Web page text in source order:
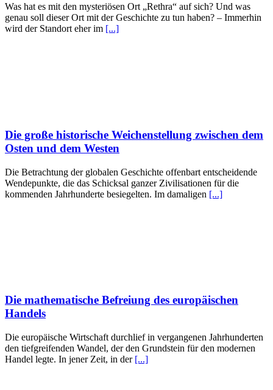
Was hat es mit den mysteriösen Ort „Rethra“ auf sich? Und was
genau soll dieser Ort mit der Geschichte zu tun haben? – Immerhin
wird der Standort eher im [...]
Die große historische Weichenstellung zwischen dem
Osten und dem Westen
Die Betrachtung der globalen Geschichte offenbart entscheidende
Wendepunkte, die das Schicksal ganzer Zivilisationen für die
kommenden Jahrhunderte besiegelten. Im damaligen [...]
Die mathematische Befreiung des europäischen
Handels
Die europäische Wirtschaft durchlief in vergangenen Jahrhunderten
den tiefgreifenden Wandel, der den Grundstein für den modernen
Handel legte. In jener Zeit, in der [...]